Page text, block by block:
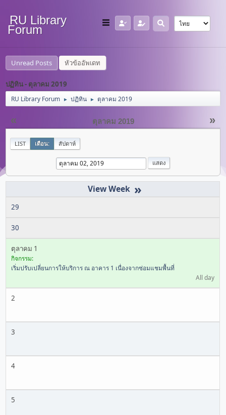
RU Library
Forum
Unread Posts หัวข้ออัพเดท
ปฏิทิน - ตุลาคม 2019
RU Library Forum ► ปฏิทิน ► ตุลาคม 2019
« »
ตุลาคม 2019
LIST เดือน: สัปดาห์
»
29
30
ตุลาคม 1
กิจกรรม:
เริ่มปรับเปลี่ยนการให้บริการ ณ อาคาร 1 เนื่องจากซ่อมแชมพื้นที่
All day
2
3
4
5